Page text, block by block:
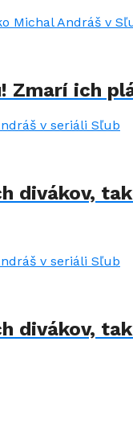
Zmarí ich
divákov,
divákov,